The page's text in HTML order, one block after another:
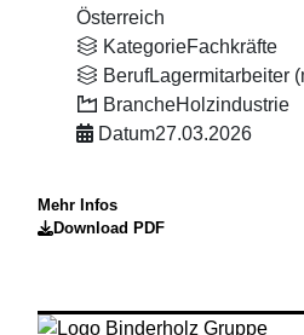
Österreich
KategorieFachkräfte
BerufLagermitarbeiter
BrancheHolzindustrie
Datum27.03.2026
Mehr Infos
Download PDF